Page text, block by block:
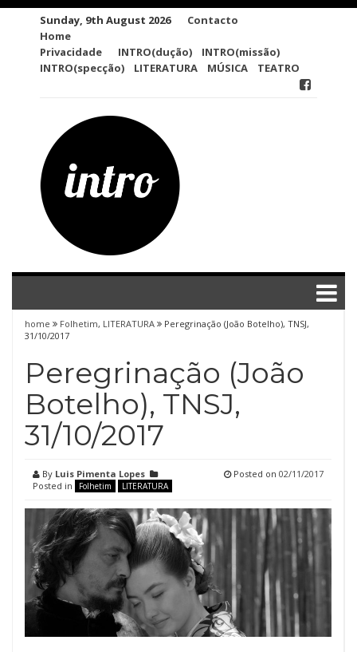
Sunday, 9th August 2026
Contacto
Home
Privacidade
INTRO(dução)
INTRO(missão)
INTRO(specção)
LITERATURA MÚSICA TEATRO
home Folhetim, LITERATURA
Peregrinação (João Botelho), TNSJ,
31/10/2017
Peregrinação (João
Botelho), TNSJ,
31/10/2017
By Luis Pimenta Lopes
Posted in
Folhetim LITERATURA
Posted on 02/11/2017